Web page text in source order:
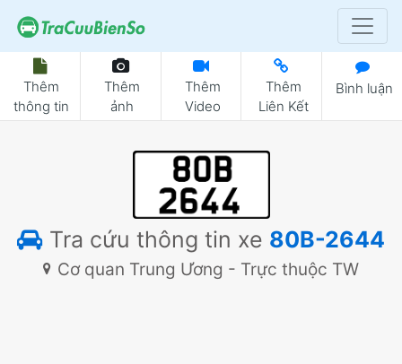
Thêm
thông tin
Thêm
ảnh
Thêm
Video
Thêm
Liên Kết
Bình luận
Tra cứu thông tin xe 80B-2644
Cơ quan Trung Ương - Trực thuộc TW